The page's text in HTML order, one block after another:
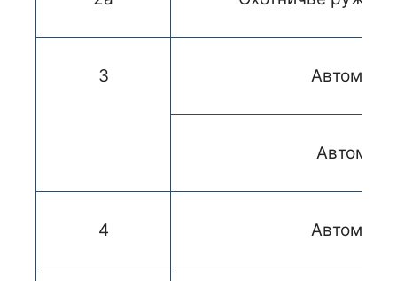
3 Автомат
Автомат
4 Автомат